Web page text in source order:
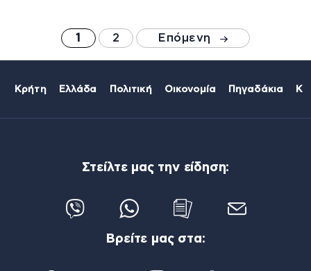
1 2 Επόμενη
Κρήτη Ελλάδα Πολιτική Οικονομία Πηγαδάκια
Στείλτε μας την είδηση:
Βρείτε μας στα: